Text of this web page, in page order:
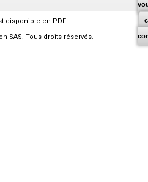
disponible en PDF.
SAS. Tous droits réservés.